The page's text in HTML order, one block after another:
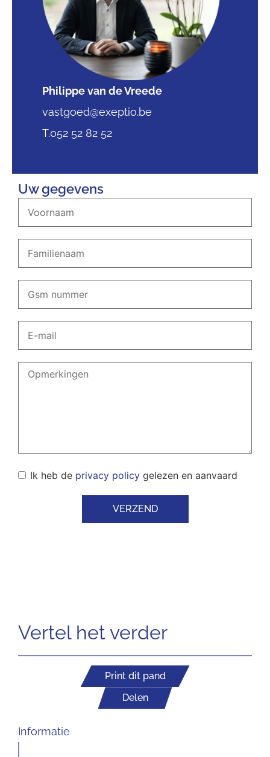
Philippe van de Vreede
vastgoed@exeptio.be
T.052 52 82 52
Uw gegevens
Ik heb de privacy policy gelezen en aanvaard
VERZEND
Vertel het verder
Print dit pand
Delen
Informatie